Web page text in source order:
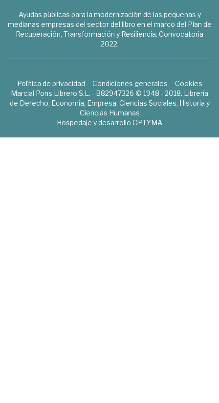
Ayudas públicas para la modernización de las pequeñas y
medianas empresas del sector del libro en el marco del Plan de
Recuperación, Transformación y Resiliencia. Convocatoria
2022.
Política de privacidad Condiciones generales
Cookies
Marcial Pons Librero S.L. - B82947326 © 1948 - 2018. Librería
de Derecho, Economía, Empresa, Ciencias Sociales, Historia y
Ciencias Humanas
Hospedaje y desarrollo OPTYMA